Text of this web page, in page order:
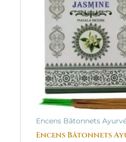
Encens Bâtonnets
Encens Bâtonnets